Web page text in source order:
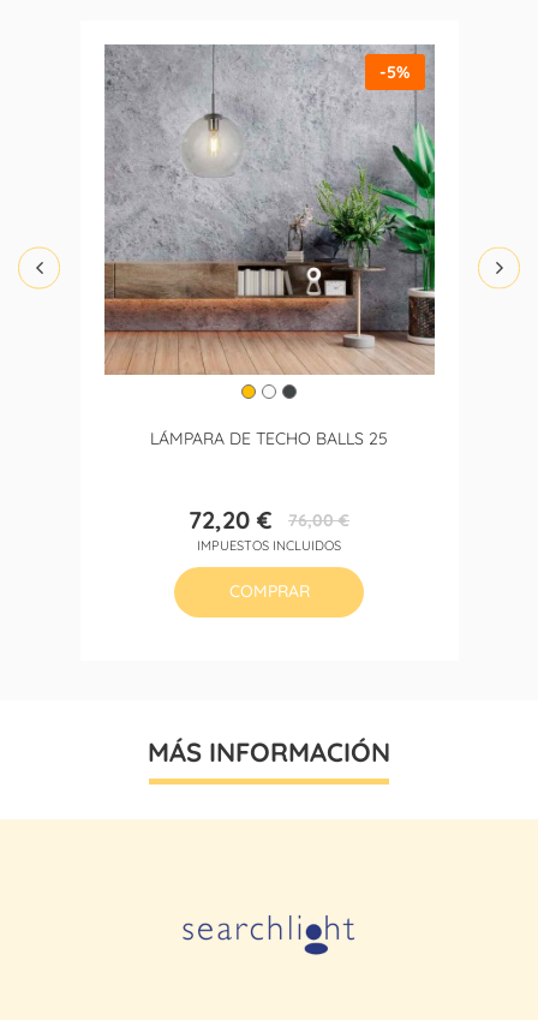
LÁMPARA DE TECHO BALLS 25
Precio
72,20 €Precio
base
76,00 €
IMPUESTOS INCLUIDOS
-5%
COMPRAR
MÁS INFORMACIÓN